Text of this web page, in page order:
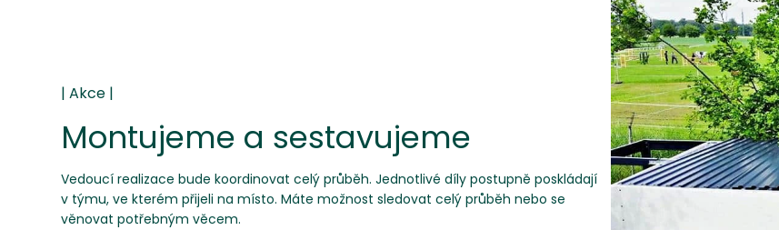
Montujeme a sestavujeme
Vedoucí realizace bude koordinovat celý průběh. Jednotlivé díly postupně poskládají
v týmu, ve kterém přijeli na místo. Máte možnost sledovat celý průběh nebo se
věnovat potřebným věcem.